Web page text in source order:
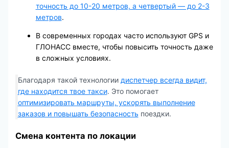
точность до 10-20 метров, а четвертый — до 2-3
метров.
В современных городах часто используют GPS и
ГЛОНАСС вместе, чтобы повысить точность даже
в сложных условиях.
Благодаря такой технологии диспетчер всегда видит,
где находится твое такси. Это помогает
оптимизировать маршруты, ускорять выполнение
заказов и повышать безопасность поездки.
Смена контента по локации